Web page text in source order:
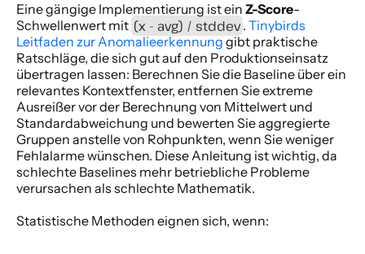
Eine gängige Implementierung ist ein Z-Score-
Schwellenwert mit (x - avg) / stddev. Tinybirds
Leitfaden zur Anomalieerkennung gibt praktische
Ratschläge, die sich gut auf den Produktionseinsatz
übertragen lassen: Berechnen Sie die Baseline über ein
relevantes Kontextfenster, entfernen Sie extreme
Ausreißer vor der Berechnung von Mittelwert und
Standardabweichung und bewerten Sie aggregierte
Gruppen anstelle von Rohpunkten, wenn Sie weniger
Fehlalarme wünschen. Diese Anleitung ist wichtig, da
schlechte Baselines mehr betriebliche Probleme
verursachen als schlechte Mathematik.
Statistische Methoden eignen sich, wenn: